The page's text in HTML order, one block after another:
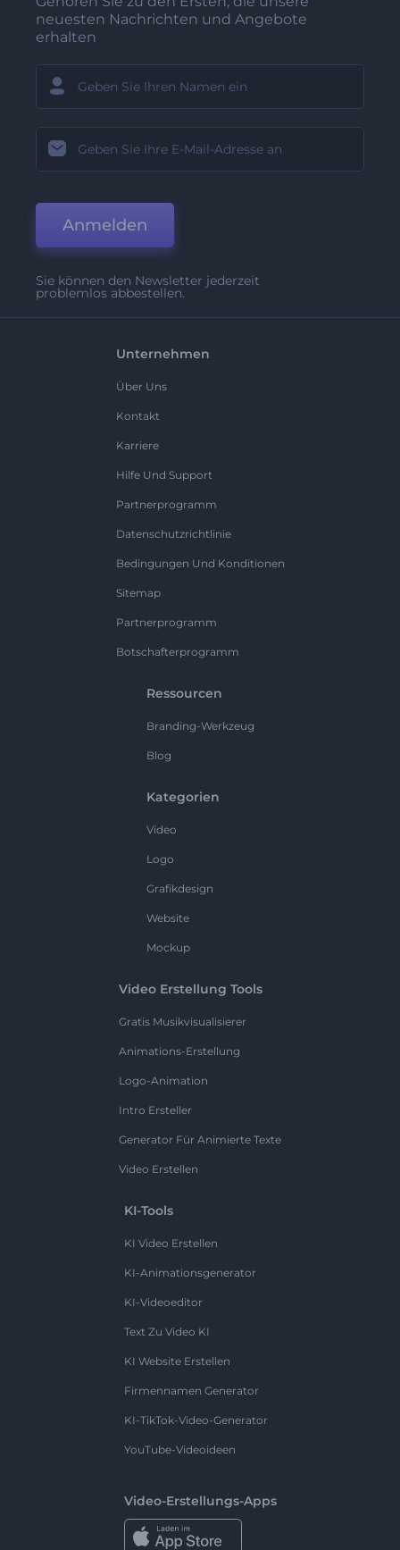
neuesten Nachrichten und Angebote
erhalten
Anmelden
Sie können den Newsletter jederzeit
problemlos abbestellen.
Unternehmen
Über Uns
Kontakt
Karriere
Hilfe Und Support
Partnerprogramm
Datenschutzrichtlinie
Bedingungen Und Konditionen
Sitemap
Partnerprogramm
Botschafterprogramm
Ressourcen
Branding-Werkzeug
Blog
Kategorien
Video
Logo
Grafikdesign
Website
Mockup
Video Erstellung Tools
Gratis Musikvisualisierer
Animations-Erstellung
Logo-Animation
Intro Ersteller
Generator Für Animierte Texte
Video Erstellen
KI-Tools
KI Video Erstellen
KI-Animationsgenerator
KI-Videoeditor
Text Zu Video KI
KI Website Erstellen
Firmennamen Generator
KI-TikTok-Video-Generator
YouTube-Videoideen
Video-Erstellungs-Apps